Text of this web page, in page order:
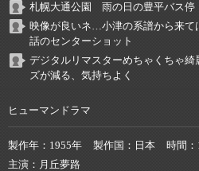
札幌大通公園 雨の日の豊平バス停
映像が良いネ…小津の系譜から来て
話のセンターショット
デジタルリマスターめちゃくちゃ
ズが減る、気持ちよく
ヒューマンドラマ
製作年 1955年 製作国 日本 時間
主演
月丘夢路